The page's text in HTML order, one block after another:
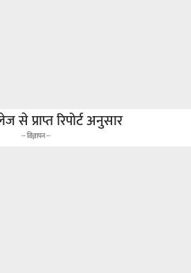
प्राप्त रिपोर्ट अनुसार
-- विज्ञापन --